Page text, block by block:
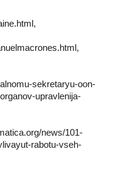
sekretaryu-oon-
upravlenija-
news/101-
rabotu-vseh-